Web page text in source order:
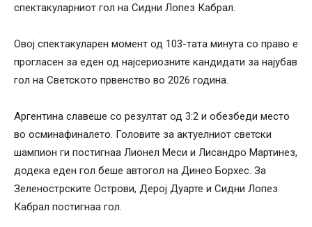
спектакуларниот гол на Сидни Лопез Кабрал.
Овој спектакуларен момент од 103-тата минута со право е
прогласен за еден од најсериозните кандидати за најубав
гол на Светското првенство во 2026 година.
Аргентина славеше со резултат од 3:2 и обезбеди место
во осминафиналето. Головите за актуелниот светски
шампион ги постигнаа Лионел Меси и Лисандро Мартинез,
додека еден гол беше автогол на Динео Борхес. За
Зеленострските Острови, Дерој Дуарте и Сидни Лопез
Кабрал постигнаа гол.